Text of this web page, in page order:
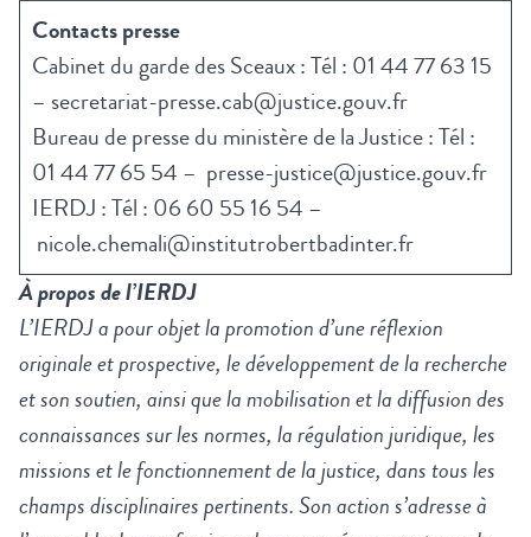
Contacts presse
Cabinet du garde des Sceaux : Tél : 01 44 77 63 15
– secretariat-presse.cab@justice.gouv.fr
Bureau de presse du ministère de la Justice : Tél :
01 44 77 65 54 – presse-justice@justice.gouv.fr
IERDJ : Tél : 06 60 55 16 54 –
nicole.chemali@institutrobertbadinter.fr
À propos del’IERDJ
L’IERDJ a pour objet la promotion d’une réflexion
originale et prospective, le développement de la recherche
et son soutien, ainsi que la mobilisation et la diffusion des
connaissances sur les normes, la régulation juridique, les
missions et le fonctionnement de la justice, dans tous les
champs disciplinaires pertinents. Son action s’adresse à